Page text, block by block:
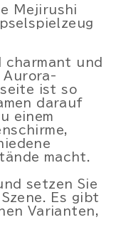
GliaStudios
Mejirushi
charmant und
Aurora-
ist so
darauf
einem
macht.
setzen Sie
Es gibt
Varianten,